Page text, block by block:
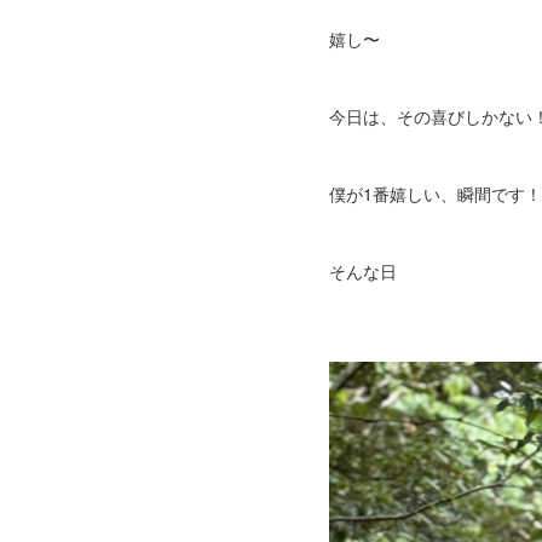
嬉し〜
今日は、その喜びしかない
僕が1番嬉しい、瞬間です！
そんな日